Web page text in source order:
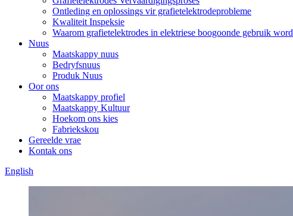
Ontleding en oplossings vir grafietelektrodeprobleme
Kwaliteit Inspeksie
Waarom grafietelektrodes in elektriese boogoonde gebruik word
Nuus
Maatskappy nuus
Bedryfsnuus
Produk Nuus
Oor ons
Maatskappy profiel
Maatskappy Kultuur
Hoekom ons kies
Fabriekskou
Gereelde vrae
Kontak ons
English